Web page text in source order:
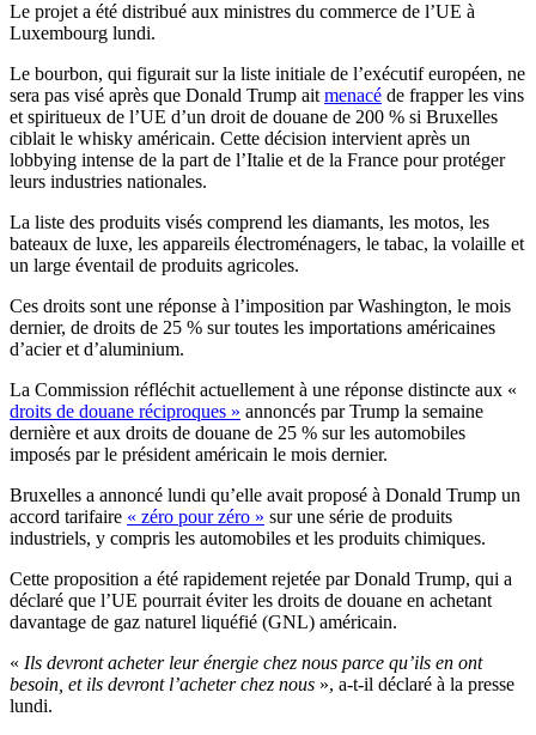
Le projet a été distribué aux ministres du commerce de l’UE à
Luxembourg lundi.
Le bourbon, qui figurait sur la liste initiale de l’exécutif européen, ne
sera pas visé après que Donald Trump ait menacé de frapper les vins
et spiritueux de l’UE d’un droit de douane de 200 % si Bruxelles
ciblait le whisky américain. Cette décision intervient après un
lobbying intense de la part de l’Italie et de la France pour protéger
leurs industries nationales.
La liste des produits visés comprend les diamants, les motos, les
bateaux de luxe, les appareils électroménagers, le tabac, la volaille et
un large éventail de produits agricoles.
Ces droits sont une réponse à l’imposition par Washington, le mois
dernier, de droits de 25 % sur toutes les importations américaines
d’acier et d’aluminium.
La Commission réfléchit actuellement à une réponse distincte aux «
droits de douane réciproques » annoncés par Trump la semaine
dernière et aux droits de douane de 25 % sur les automobiles
imposés par le président américain le mois dernier.
Bruxelles a annoncé lundi qu’elle avait proposé à Donald Trump un
accord tarifaire « zéro pour zéro » sur une série de produits
industriels, y compris les automobiles et les produits chimiques.
Cette proposition a été rapidement rejetée par Donald Trump, qui a
déclaré que l’UE pourrait éviter les droits de douane en achetant
davantage de gaz naturel liquéfié (GNL) américain.
« Ils devront acheter leur énergie chez nous parce qu’ils en ont
besoin, et ils devront l’acheter chez nous », a-t-il déclaré à la presse
lundi.